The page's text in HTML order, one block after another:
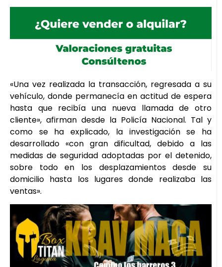
«Una vez realizada la transacción, regresada a su
vehículo, donde permanecía en actitud de espera
hasta que recibía una nueva llamada de otro
cliente», afirman desde la Policía Nacional. Tal y
como se ha explicado, la investigación se ha
desarrollado «con gran dificultad, debido a las
medidas de seguridad adoptadas por el detenido,
sobre todo en los desplazamientos desde su
domicilio hasta los lugares donde realizaba las
ventas».